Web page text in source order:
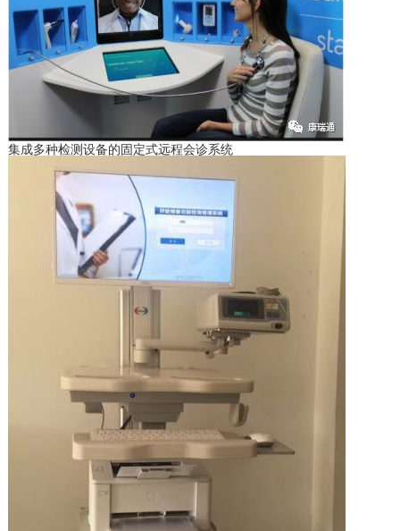
集成多种检测设备的固定式远程会诊系统